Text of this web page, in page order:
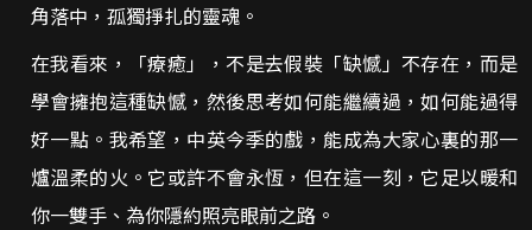
角落中，孤獨掙扎的靈魂。
在我看來，「療癒」，不是去假裝「缺憾」不存在，而是
學會擁抱這種缺憾，然後思考如何能繼續過，如何能過得
好一點。我希望，中英今季的戲，能成為大家心裏的那一
爐溫柔的火。它或許不會永恆，但在這一刻，它足以暖和
你一雙手、為你隱約照亮眼前之路。